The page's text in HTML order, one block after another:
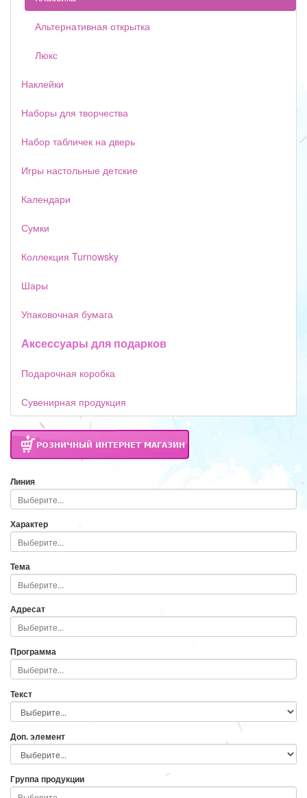
Альтернативная открытка
Люкс
Наклейки
Наборы для творчества
Набор табличек на дверь
Игры настольные детские
Календари
Сумки
Коллекция Turnowsky
Шары
Упаковочная бумага
Аксессуары для подарков
Подарочная коробка
Сувенирная продукция
Линия
Характер
Тема
Адресат
Программа
Текст
Доп. элемент
Группа продукции